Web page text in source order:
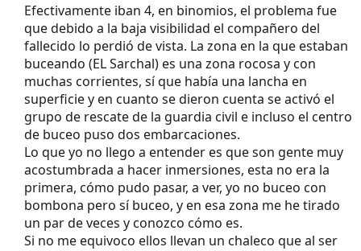
Efectivamente iban 4, en binomios, el problema fue
que debido a la baja visibilidad el compañero del
fallecido lo perdió de vista. La zona en la que estaban
buceando (EL Sarchal) es una zona rocosa y con
muchas corrientes, sí que había una lancha en
superficie y en cuanto se dieron cuenta se activó el
grupo de rescate de la guardia civil e incluso el centro
de buceo puso dos embarcaciones.
Lo que yo no llego a entender es que son gente muy
acostumbrada a hacer inmersiones, esta no era la
primera, cómo pudo pasar, a ver, yo no buceo con
bombona pero sí buceo, y en esa zona me he tirado
un par de veces y conozco cómo es.
Si no me equivoco ellos llevan un chaleco que al ser